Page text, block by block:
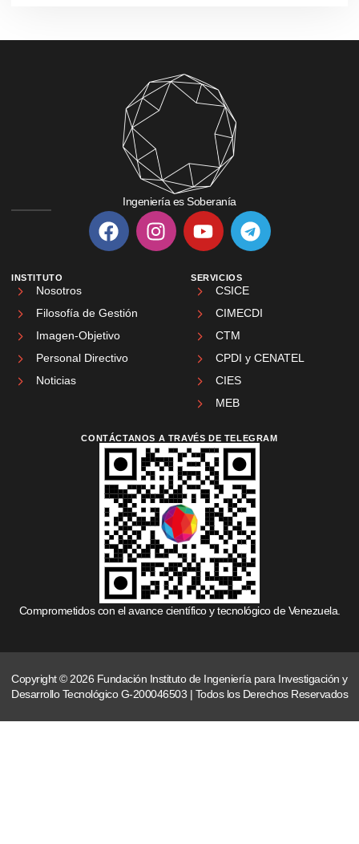
Ingeniería es Soberanía
INSTITUTO
Nosotros
Filosofía de Gestión
Imagen-Objetivo
Personal Directivo
Noticias
SERVICIOS
CSICE
CIMECDI
CTM
CPDI y CENATEL
CIES
MEB
CONTÁCTANOS A TRAVÉS DE TELEGRAM
Comprometidos con el avance científico y tecnológico de Venezuela.
Copyright © 2026 Fundación Instituto de Ingeniería para Investigación y
Desarrollo Tecnológico G-200046503 | Todos los Derechos Reservados